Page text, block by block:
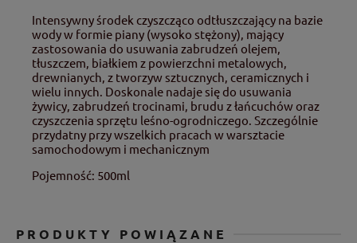
Intensywny środek czyszcząco odtłuszczający na bazie
wody w formie piany (wysoko stężony), mający
zastosowania do usuwania zabrudzeń olejem,
tłuszczem, białkiem z powierzchni metalowych,
drewnianych, z tworzyw sztucznych, ceramicznych i
wielu innych. Doskonale nadaje się do usuwania
żywicy, zabrudzeń trocinami, brudu z łańcuchów oraz
czyszczenia sprzętu leśno-ogrodniczego. Szczególnie
przydatny przy wszelkich pracach w warsztacie
samochodowym i mechanicznym
Pojemność: 500ml
PRODUKTY POWIĄZANE